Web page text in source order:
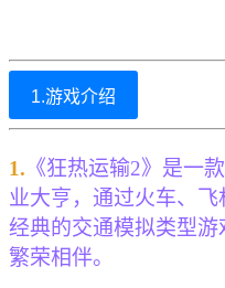
1.游戏介绍
1. 《狂热运输2》是一
业大亨，通过火车、
经典的交通模拟类型
繁荣相伴。